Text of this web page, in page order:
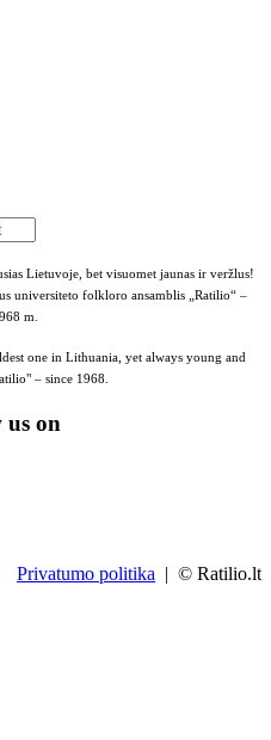
Lietuvoje, bet visuomet jaunas ir veržlus!
universiteto folkloro ansamblis „Ratilio“ –
m.
one in Lithuania, yet always young and
– since 1968.
on
Privatumo politika | © Ratilio.lt